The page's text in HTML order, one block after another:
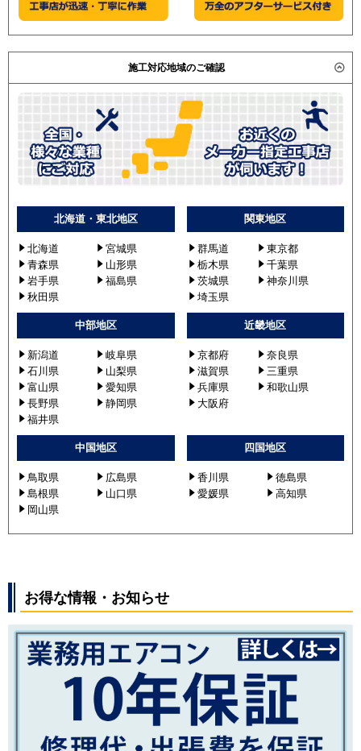
施工対応地域のご確認
北海道・東北地区
北海道
宮城県
青森県
山形県
岩手県
福島県
秋田県
関東地区
群馬道
東京都
栃木県
千葉県
茨城県
神奈川県
埼玉県
中部地区
新潟道
岐阜県
石川県
山梨県
富山県
愛知県
長野県
静岡県
福井県
近畿地区
京都府
奈良県
滋賀県
三重県
兵庫県
和歌山県
大阪府
中国地区
鳥取県
広島県
島根県
山口県
岡山県
四国地区
香川県
徳島県
愛媛県
高知県
お得な情報・お知らせ